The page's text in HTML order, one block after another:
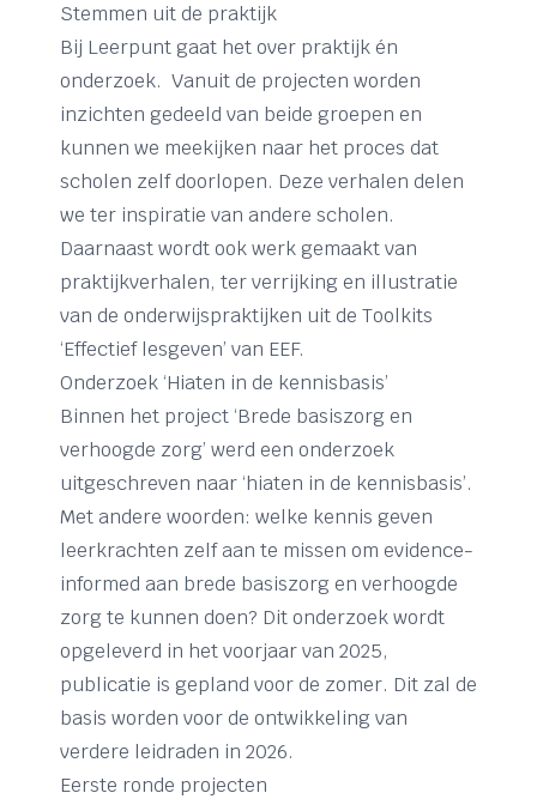
Stemmen uit de praktijk
Bij Leerpunt gaat het over praktijk én
onderzoek. Vanuit de projecten worden
inzichten gedeeld van beide groepen en
kunnen we meekijken naar het proces dat
scholen zelf doorlopen. Deze verhalen delen
we ter inspiratie van andere scholen.
Daarnaast wordt ook werk gemaakt van
praktijkverhalen, ter verrijking en illustratie
van de onderwijspraktijken uit de Toolkits
‘Effectief lesgeven’ van EEF.
Onderzoek ‘Hiaten in de kennisbasis’
Binnen het project ‘Brede basiszorg en
verhoogde zorg’ werd een onderzoek
uitgeschreven naar ‘hiaten in de kennisbasis’.
Met andere woorden: welke kennis geven
leerkrachten zelf aan te missen om evidence-
informed aan brede basiszorg en verhoogde
zorg te kunnen doen? Dit onderzoek wordt
opgeleverd in het voorjaar van 2025,
publicatie is gepland voor de zomer. Dit zal de
basis worden voor de ontwikkeling van
verdere leidraden in 2026.
Eerste ronde projecten